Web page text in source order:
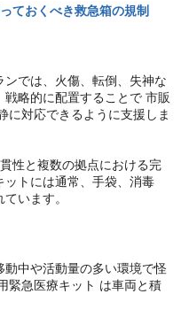
ておくべき救急箱の規制
では、火傷、転倒、失神な
略的に配置することで 市販
に対応できるように支援しま
性と複数の拠点における完
トには通常、手袋、消毒
います。
中や活動量の多い環境で怪
緊急医療キット は車両と積